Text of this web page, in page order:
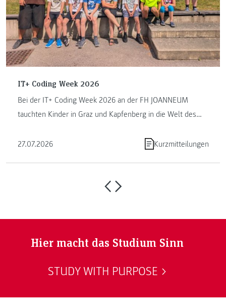
IT+ Coding Week 2026
Bei der IT+ Coding Week 2026 an der FH JOANNEUM
tauchten Kinder in Graz und Kapfenberg in die Welt des
27.07.2026
Kurzmitteilungen
Hier macht das Studium Sinn
STUDY WITH PURPOSE